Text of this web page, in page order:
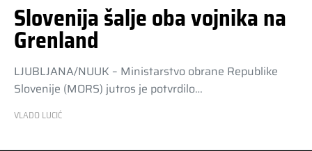
Slovenija šalje oba vojnika na
Grenland
LJUBLJANA/NUUK – Ministarstvo obrane Republike
Slovenije (MORS) jutros je potvrdilo…
VLADO LUCIĆ